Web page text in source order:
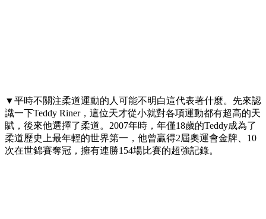
▼平時不關注柔道運動的人可能不明白這代表著什麼。先來認
識一下Teddy Riner，這位天才從小就對各項運動都有超高的天
賦，後來他選擇了柔道。2007年時，年僅18歲的Teddy成為了
柔道歷史上最年輕的世界第一，他曾贏得2屆奧運會金牌、10
次在世錦賽奪冠，擁有連勝154場比賽的超強記錄。